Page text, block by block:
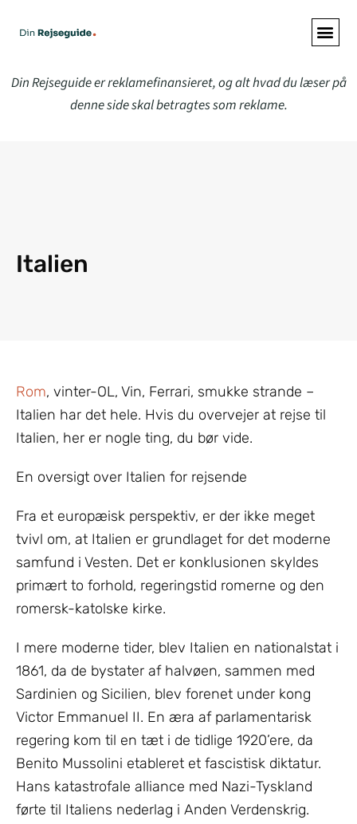
Din Rejseguide er reklamefinansieret, og alt hvad du læser på
denne side skal betragtes som reklame.
Italien
Rom, vinter-OL, Vin, Ferrari, smukke strande –
Italien har det hele. Hvis du overvejer at rejse til
Italien, her er nogle ting, du bør vide.
En oversigt over Italien for rejsende
Fra et europæisk perspektiv, er der ikke meget
tvivl om, at Italien er grundlaget for det moderne
samfund i Vesten. Det er konklusionen skyldes
primært to forhold, regeringstid romerne og den
romersk-katolske kirke.
I mere moderne tider, blev Italien en nationalstat i
1861, da de bystater af halvøen, sammen med
Sardinien og Sicilien, blev forenet under kong
Victor Emmanuel II. En æra af parlamentarisk
regering kom til en tæt i de tidlige 1920’ere, da
Benito Mussolini etableret et fascistisk diktatur.
Hans katastrofale alliance med Nazi-Tyskland
førte til Italiens nederlag i Anden Verdenskrig.